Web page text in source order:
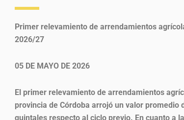
Primer relevamiento de arrendamientos
2026/27
05 DE MAYO DE 2026
El primer relevamiento de arrendamientos
provincia de Córdoba arrojó un valor promedio
quintales respecto al ciclo previo. En cuanto a